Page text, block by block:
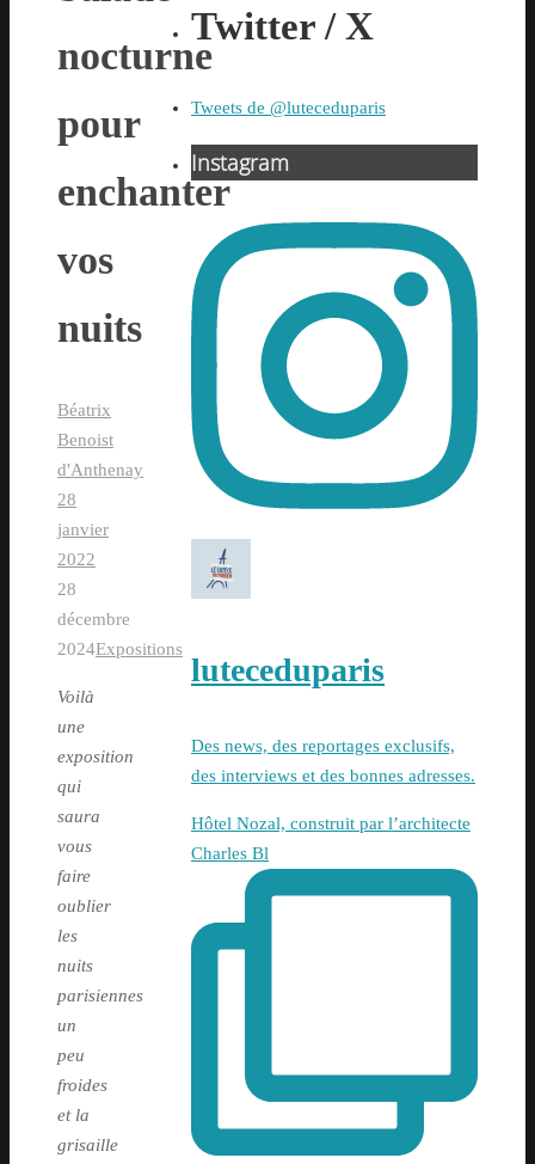
nocturne
pour
enchanter
vos
nuits
Béatrix
Benoist
d'Anthenay
28
janvier
2022
28
décembre
2024Expositions
Voilà
une
exposition
qui
saura
vous
faire
oublier
les
nuits
parisiennes
un
peu
froides
et la
grisaille
Twitter / X
Tweets de @luteceduparis
Instagram
luteceduparis
Des news, des reportages exclusifs,
des interviews et des bonnes adresses.
Hôtel Nozal, construit par l’architecte
Charles Bl